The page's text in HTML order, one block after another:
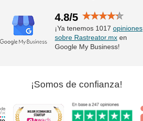
4.8/5
¡Ya tenemos 1017 opiniones
sobre Rastreator.mxen
Google My Business!
¡Somos de confianza!